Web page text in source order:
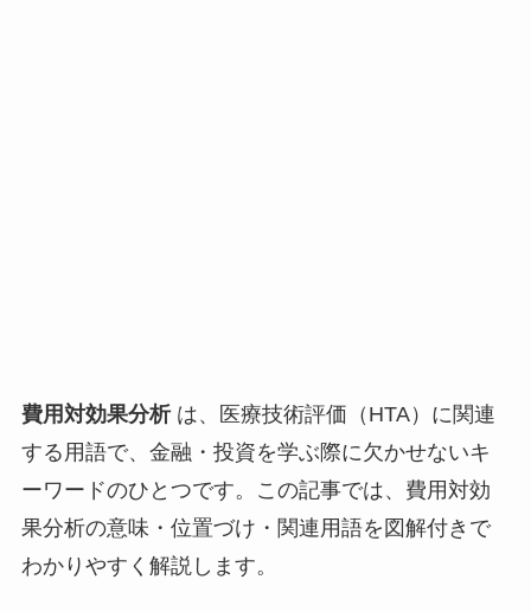
費用対効果分析は、医療技術評価（HTA）に関連
する用語で、金融・投資を学ぶ際に欠かせないキ
ーワードのひとつです。この記事では、費用対効
果分析の意味・位置づけ・関連用語を図解付きで
わかりやすく解説します。